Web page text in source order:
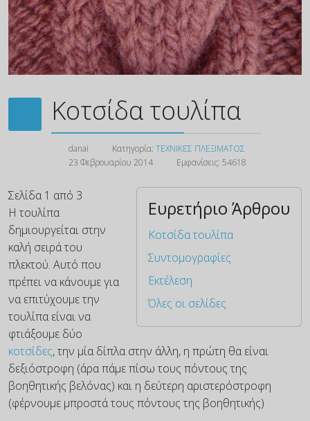
Κοτσίδα τουλίπα
danai Κατηγορία: ΤΕΧΝΙΚΕΣ ΠΛΕΞΙΜΑΤΟΣ
23 Φεβρουαρίου 2014
Εμφανίσεις: 54618
Ευρετήριο Άρθρου
Κοτσίδα τουλίπα
Συντομογραφίες
Εκτέλεση
Όλες οι σελίδες
Σελίδα 1 από 3
Η τουλίπα
δημιουργείται στην
καλή σειρά του
πλεκτού. Αυτό που
πρέπει να κάνουμε για
να επιτύχουμε την
τουλίπα είναι να
φτιάξουμε δύο
κοτσίδες, την μία δίπλα στην άλλη, η πρώτη θα είναι
δεξιόστροφη (άρα πάμε πίσω τους πόντους της
βοηθητικής βελόνας) και η δεύτερη αριστερόστροφη
(φέρνουμε μπροστά τους πόντους της βοηθητικής)